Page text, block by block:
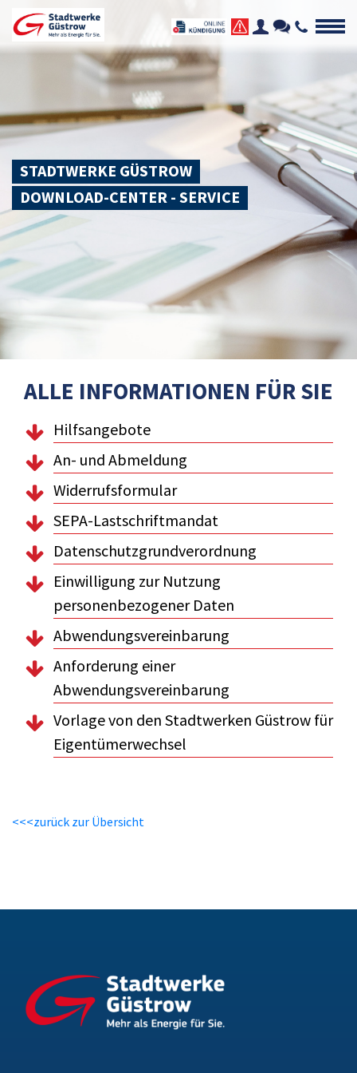
STADTWERKE GÜSTROW
DOWNLOAD-CENTER - SERVICE
ALLE INFORMATIONEN FÜR SIE
Hilfsangebote
An- und Abmeldung
Widerrufsformular
SEPA-Lastschriftmandat
Datenschutzgrundverordnung
Einwilligung zur Nutzung
personenbezogener Daten
Abwendungsvereinbarung
Anforderung einer
Abwendungsvereinbarung
Vorlage von den Stadtwerken Güstrow für
Eigentümerwechsel
<<<zurück zur Übersicht